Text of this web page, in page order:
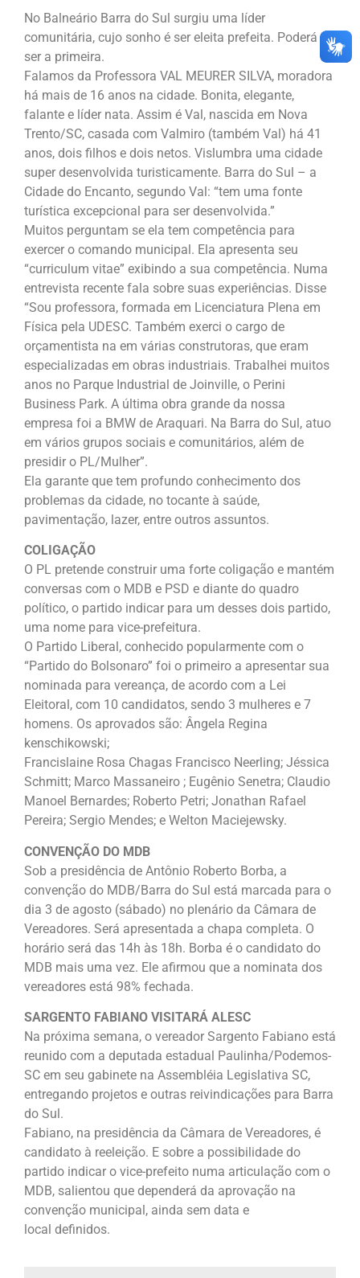
No Balneário Barra do Sul surgiu uma líder
comunitária, cujo sonho é ser eleita prefeita. Poderá
ser a primeira.
Falamos da Professora VAL MEURER SILVA, moradora
há mais de 16 anos na cidade. Bonita, elegante,
falante e líder nata. Assim é Val, nascida em Nova
Trento/SC, casada com Valmiro (também Val) há 41
anos, dois filhos e dois netos. Vislumbra uma cidade
super desenvolvida turisticamente. Barra do Sul – a
Cidade do Encanto, segundo Val: “tem uma fonte
turística excepcional para ser desenvolvida.”
Muitos perguntam se ela tem competência para
exercer o comando municipal. Ela apresenta seu
“curriculum vitae” exibindo a sua competência. Numa
entrevista recente fala sobre suas experiências. Disse
“Sou professora, formada em Licenciatura Plena em
Física pela UDESC. Também exerci o cargo de
orçamentista na em várias construtoras, que eram
especializadas em obras industriais. Trabalhei muitos
anos no Parque Industrial de Joinville, o Perini
Business Park. A última obra grande da nossa
empresa foi a BMW de Araquari. Na Barra do Sul, atuo
em vários grupos sociais e comunitários, além de
presidir o PL/Mulher”.
Ela garante que tem profundo conhecimento dos
problemas da cidade, no tocante à saúde,
pavimentação, lazer, entre outros assuntos.
COLIGAÇÃO
O PL pretende construir uma forte coligação e mantém
conversas com o MDB e PSD e diante do quadro
político, o partido indicar para um desses dois partido,
uma nome para vice-prefeitura.
O Partido Liberal, conhecido popularmente com o
“Partido do Bolsonaro” foi o primeiro a apresentar sua
nominada para vereança, de acordo com a Lei
Eleitoral, com 10 candidatos, sendo 3 mulheres e 7
homens. Os aprovados são: Ângela Regina
kenschikowski;
Francislaine Rosa Chagas Francisco Neerling; Jéssica
Schmitt; Marco Massaneiro ; Eugênio Senetra; Claudio
Manoel Bernardes; Roberto Petri; Jonathan Rafael
Pereira; Sergio Mendes; e Welton Maciejewsky.
CONVENÇÃO DO MDB
Sob a presidência de Antônio Roberto Borba, a
convenção do MDB/Barra do Sul está marcada para o
dia 3 de agosto (sábado) no plenário da Câmara de
Vereadores. Será apresentada a chapa completa. O
horário será das 14h às 18h. Borba é o candidato do
MDB mais uma vez. Ele afirmou que a nominata dos
vereadores está 98% fechada.
SARGENTO FABIANO VISITARÁ ALESC
Na próxima semana, o vereador Sargento Fabiano está
reunido com a deputada estadual Paulinha/Podemos-
SC em seu gabinete na Assembléia Legislativa SC,
entregando projetos e outras reivindicações para Barra
do Sul.
Fabiano, na presidência da Câmara de Vereadores, é
candidato à reeleição. E sobre a possibilidade do
partido indicar o vice-prefeito numa articulação com o
MDB, salientou que dependerá da aprovação na
convenção municipal, ainda sem data e
local definidos.